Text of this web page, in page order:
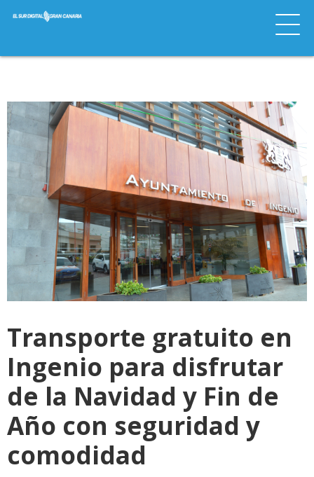
Transporte gratuito en
Ingenio para disfrutar
de la Navidad y Fin de
Año con seguridad y
comodidad